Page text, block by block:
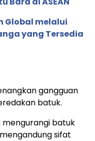
Global melalui
yang Tersedia
gangguan
batuk.
batuk
sifat